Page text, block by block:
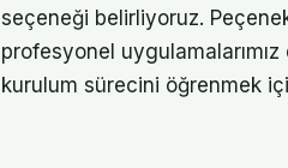
seçeneği belirliyoruz.
profesyonel
kurulum sürecini öğrenmek